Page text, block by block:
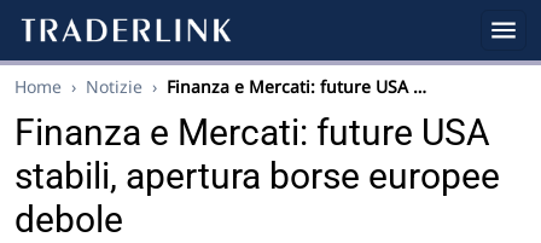
Home › Notizie › Finanza e Mercati: future USA …
Finanza e Mercati: future USA
stabili, apertura borse europee
debole